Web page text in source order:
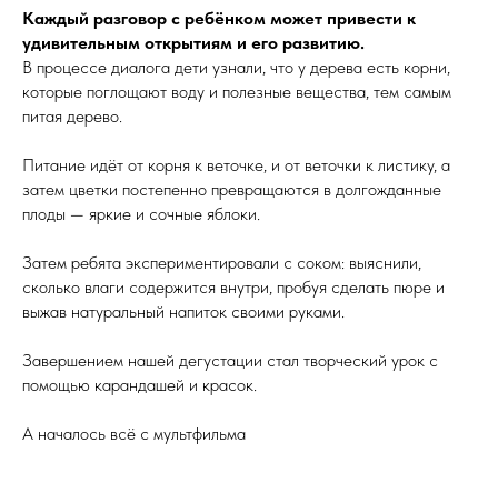
Каждый разговор с ребёнком может привести к
удивительным открытиям и его развитию.
В процессе диалога дети узнали, что у дерева есть корни,
которые поглощают воду и полезные вещества, тем самым
питая дерево.
Питание идёт от корня к веточке, и от веточки к листику, а
затем цветки постепенно превращаются в долгожданные
плоды — яркие и сочные яблоки.
Затем ребята экспериментировали с соком: выяснили,
сколько влаги содержится внутри, пробуя сделать пюре и
выжав натуральный напиток своими руками.
Завершением нашей дегустации стал творческий урок с
помощью карандашей и красок.
А началось всё с мультфильма